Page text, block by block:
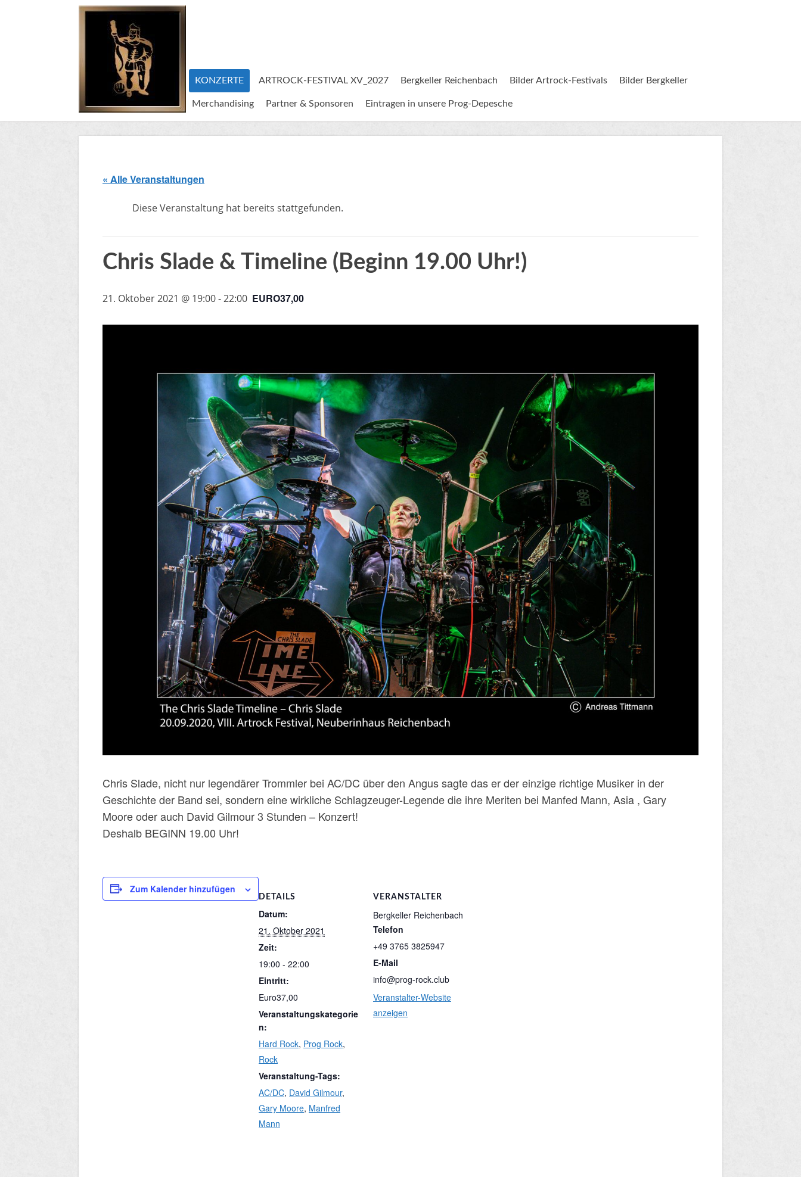
KONZERTE ARTROCK-FESTIVAL XV_2027 Bergkeller Reichenbach Bilder Artrock-Festivals Bilder Bergkeller
Merchandising Partner & Sponsoren Eintragen in unsere Prog-Depesche
« Alle Veranstaltungen
Diese Veranstaltung hat bereits stattgefunden.
Chris Slade & Timeline (Beginn 19.00 Uhr!)
21. Oktober 2021 @ 19:00-22:00 EURO37,00
Chris Slade, nicht nur legendärer Trommler bei AC/DC über den Angus sagte das er der einzige richtige Musiker in der
Geschichte der Band sei, sondern eine wirkliche Schlagzeuger-Legende die ihre Meriten bei Manfed Mann, Asia , Gary
Moore oder auch David Gilmour 3 Stunden – Konzert!
Deshalb BEGINN 19.00 Uhr!
Zum Kalender hinzufügen
DETAILS
Datum:
21. Oktober 2021
Zeit:
19:00 - 22:00
Eintritt:
Euro37,00
Veranstaltungskategorie
n:
Hard Rock, Prog Rock,
Rock
Veranstaltung-Tags:
AC/DC, David Gilmour,
Gary Moore, Manfred
Mann
VERANSTALTER
Bergkeller Reichenbach
Telefon
+49 3765 3825947
E-Mail
info@prog-rock.club
Veranstalter-Website
anzeigen